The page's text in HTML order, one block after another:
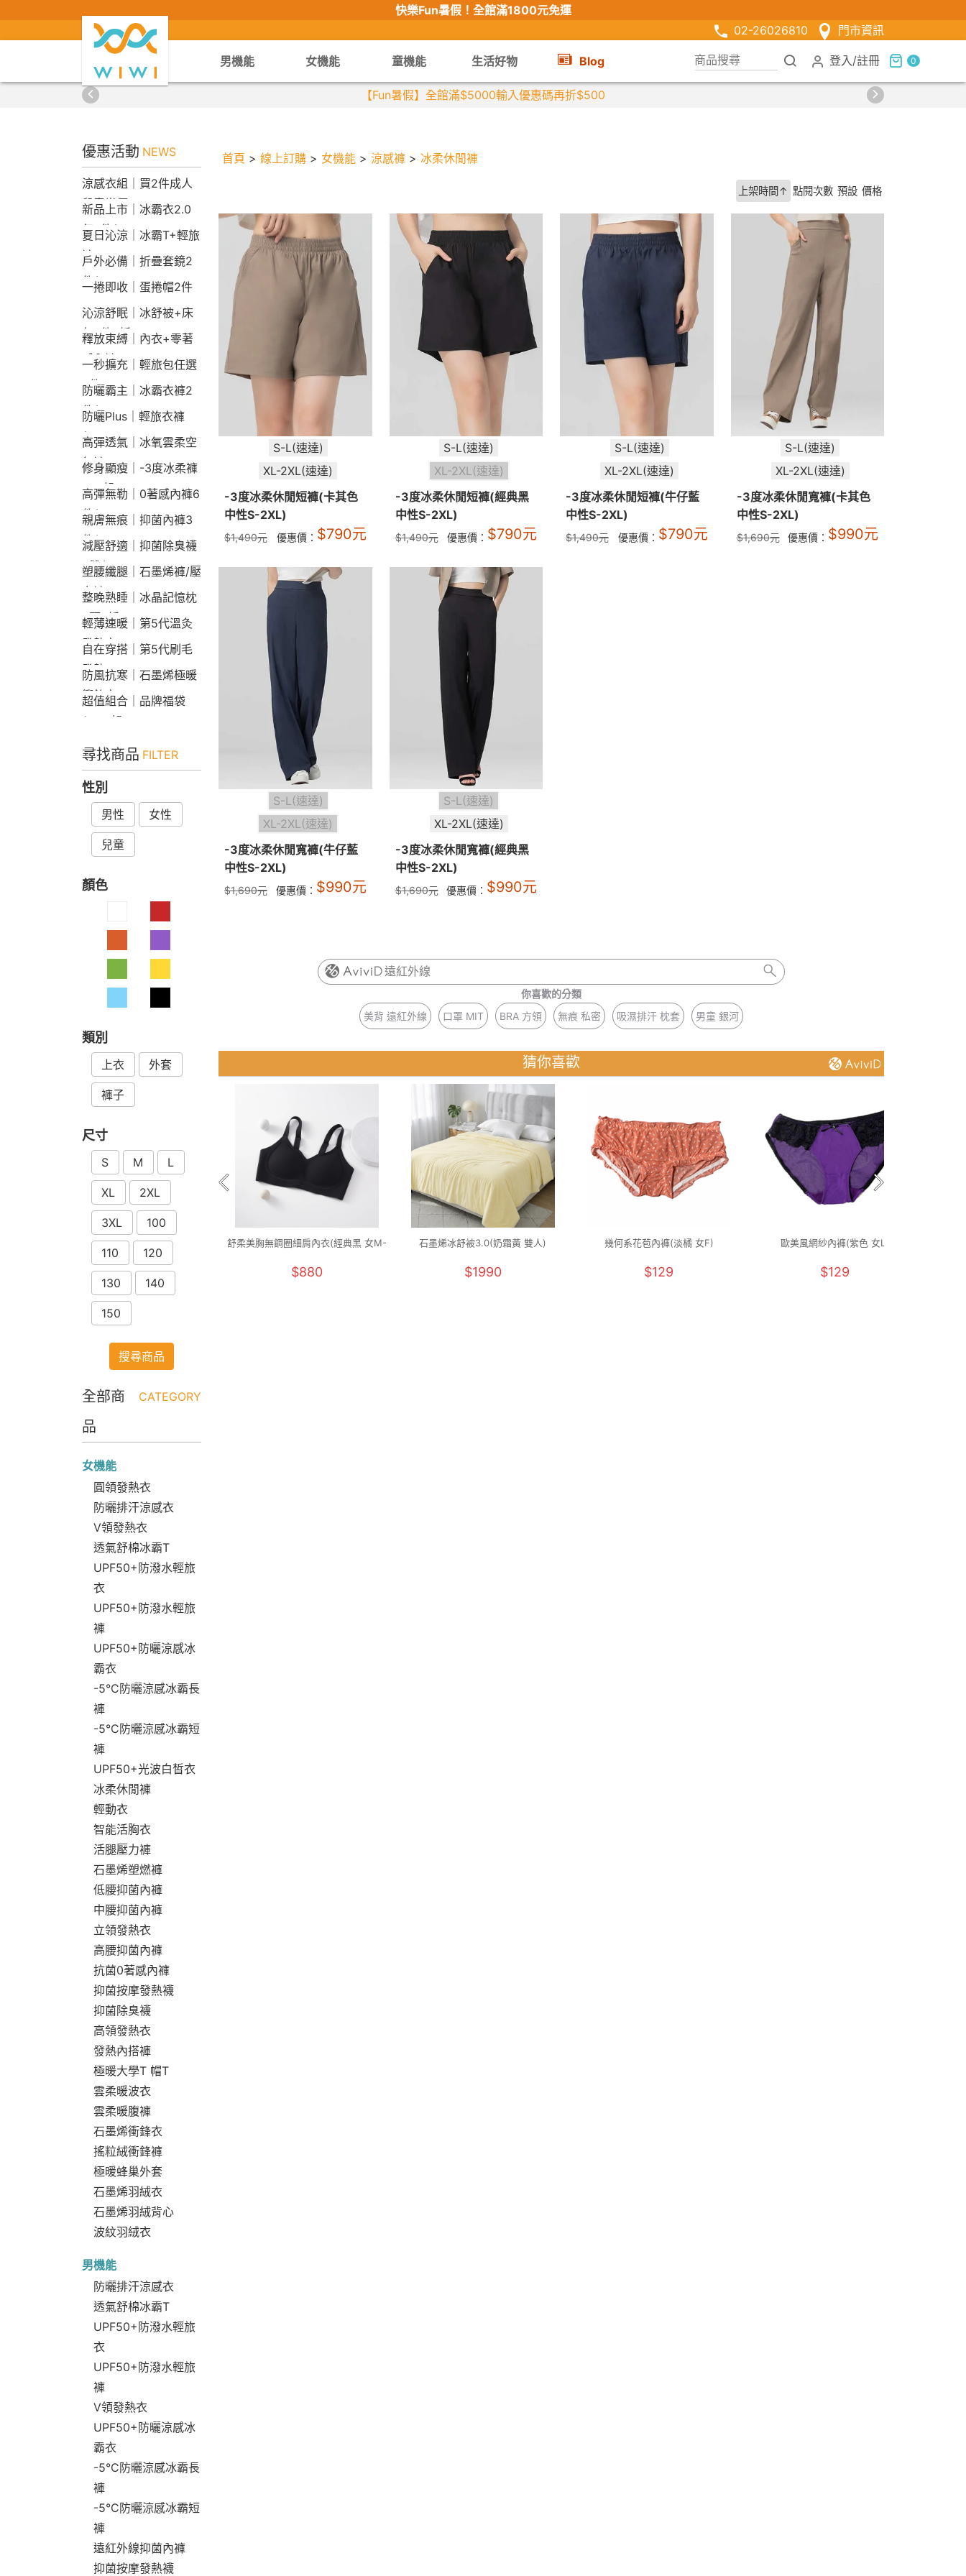
快樂Fun暑假！ 全館滿1800元免運
02-26026810
門市資訊
男機能 女機能 童機能 生活好物 Blog 登入 /註冊 0
【Fun暑假】全館滿$5000輸入優惠碼再折$500
優惠活動 NEWS
涼感衣組｜買2件成人
兒童半價
新品上市｜冰霸衣2.0
任2件$2290
夏日沁涼｜冰霸T+輕旅
褲
戶外必備｜折疊套鏡2
件$1790
一捲即收｜蛋捲帽2件
1790
沁涼舒眠｜冰舒被+床
包2件9折
釋放束縛｜內衣+零著
感內褲
一秒擴充｜輕旅包任選
2件2190
防曬霸主｜冰霸衣褲2
件$1790
防曬Plus｜輕旅衣褲
$2190
高彈透氣｜冰氧雲柔空
氣褲
修身顯瘦｜-3度冰柔褲
790起
高彈無勒｜0著感內褲6
件$1290
親膚無痕｜抑菌內褲3
件$790
減壓舒適｜抑菌除臭襪
3雙$660
塑腰纖腿｜石墨烯褲/壓
力褲
整晚熟睡｜冰晶記憶枕
2顆9折
輕薄速暖｜第5代溫灸
發熱衣
自在穿搭｜第5代刷毛
發熱Bra T
防風抗寒｜石墨烯極暖
衝鋒衣
超值組合｜品牌福袋
$599起
尋找商品 FILTER
性別
男性 女性
兒童
顏色
類別
上衣 外套
褲子
尺寸
S M L
XL 2XL
3XL 100
110 120
130 140
150
搜尋商品
全部商
品
CATEGORY
女機能
圓領發熱衣
防曬排汗涼感衣
V領發熱衣
透氣舒棉冰霸T
UPF50+防潑水輕旅
衣
UPF50+防潑水輕旅
褲
UPF50+防曬涼感冰
霸衣
-5°C防曬涼感冰霸長
褲
-5°C防曬涼感冰霸短
褲
UPF50+光波白皙衣
冰柔休閒褲
輕動衣
智能活胸衣
活腿壓力褲
石墨烯塑燃褲
低腰抑菌內褲
中腰抑菌內褲
立領發熱衣
高腰抑菌內褲
抗菌0著感內褲
抑菌按摩發熱襪
抑菌除臭襪
高領發熱衣
發熱內搭褲
極暖大學T 帽T
雲柔暖波衣
雲柔暖腹褲
石墨烯衝鋒衣
搖粒絨衝鋒褲
極暖蜂巢外套
石墨烯羽絨衣
石墨烯羽絨背心
波紋羽絨衣
男機能
防曬排汗涼感衣
透氣舒棉冰霸T
UPF50+防潑水輕旅
衣
UPF50+防潑水輕旅
褲
V領發熱衣
UPF50+防曬涼感冰
霸衣
-5°C防曬涼感冰霸長
褲
-5°C防曬涼感冰霸短
褲
遠紅外線抑菌內褲
抑菌按摩發熱襪
首頁 > 線上訂購 > 女機能 > 涼感褲 > 冰柔休閒褲
上架時間↑ 點閱次數 預設 價格
S-L(速達)
XL-2XL(速達)
-3度冰柔休閒短褲(卡其色
中性S-2XL)
$1,490元 優惠價： $790元
S-L(速達)
XL-2XL(速達)
-3度冰柔休閒短褲(經典黑
中性S-2XL)
$1,490元 優惠價： $790元
S-L(速達)
XL-2XL(速達)
-3度冰柔休閒短褲(牛仔藍
中性S-2XL)
$1,490元 優惠價： $790元
S-L(速達)
XL-2XL(速達)
-3度冰柔休閒寬褲(卡其色
中性S-2XL)
$1,690元 優惠價： $990元
S-L(速達)
XL-2XL(速達)
-3度冰柔休閒寬褲(牛仔藍
中性S-2XL)
$1,690元 優惠價： $990元
S-L(速達)
XL-2XL(速達)
-3度冰柔休閒寬褲(經典黑
中性S-2XL)
$1,690元 優惠價： $990元
遠紅外線
你喜歡的分類
美背 遠紅外線
口罩 MIT BRA 方領 無痕 私密 吸濕排汗 枕套 男童 銀河
猜你喜歡
舒柔美胸無鋼圈細肩內衣(經典黑 女M-
$880
石墨烯冰舒被3.0(奶霜黃 雙人)
$1990
幾何系花苞內褲(淡橘 女F)
$129
歐美風網紗內褲(紫色 女L)
$129